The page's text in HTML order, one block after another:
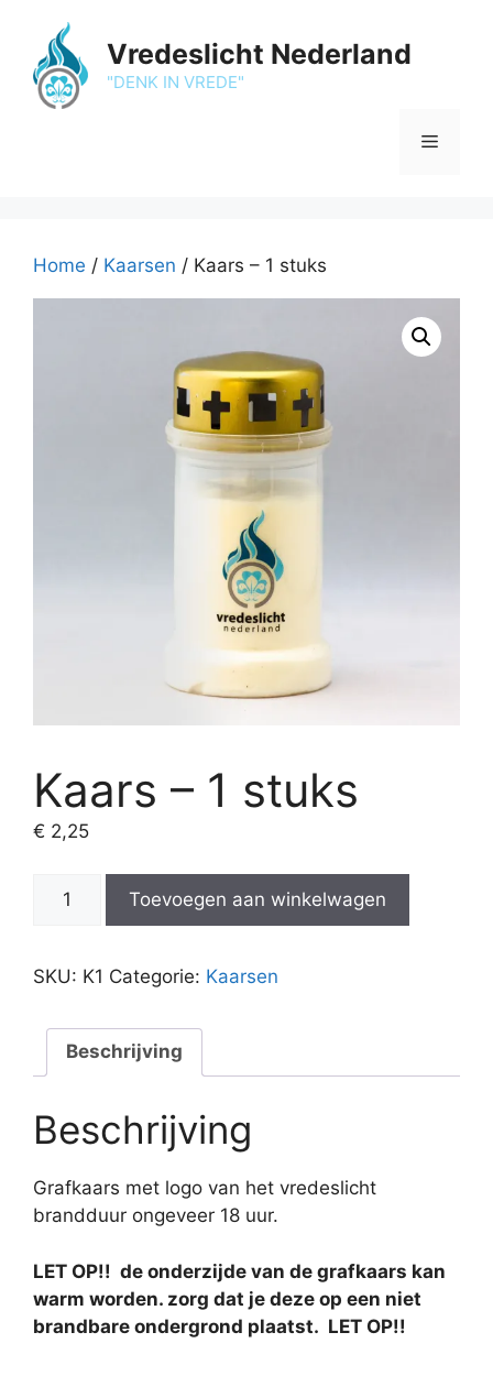
inhoud
Vredeslicht Nederland
"DENK IN VREDE"
Menu
Home / Kaarsen / Kaars – 1 stuks
Kaars – 1 stuks
€ 2,25
stuks
Toevoegen aan winkelwagen
SKU: K1 Categorie: Kaarsen
Beschrijving
Beschrijving
Grafkaars met logo van het vredeslicht
brandduur ongeveer 18 uur.
LET OP!! de onderzijde van de grafkaars kan
warm worden. zorg dat je deze op een niet
brandbare ondergrond plaatst. LET OP!!